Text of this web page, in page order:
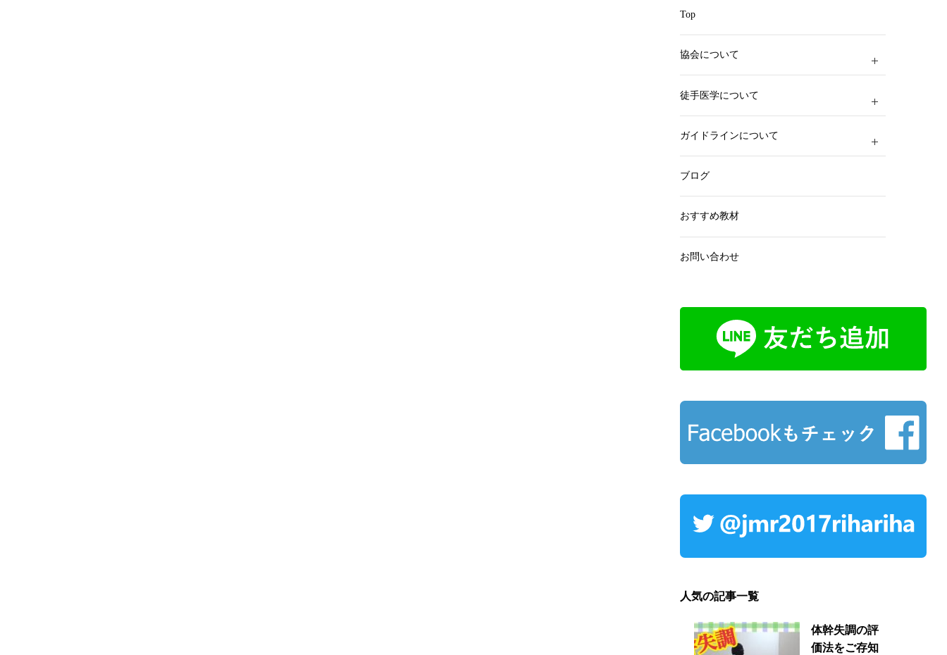
Top
協会について
徒手医学について
ガイドラインについて
ブログ
おすすめ教材
お問い合わせ
人気の記事一覧
体幹失調の評
価法をご存知